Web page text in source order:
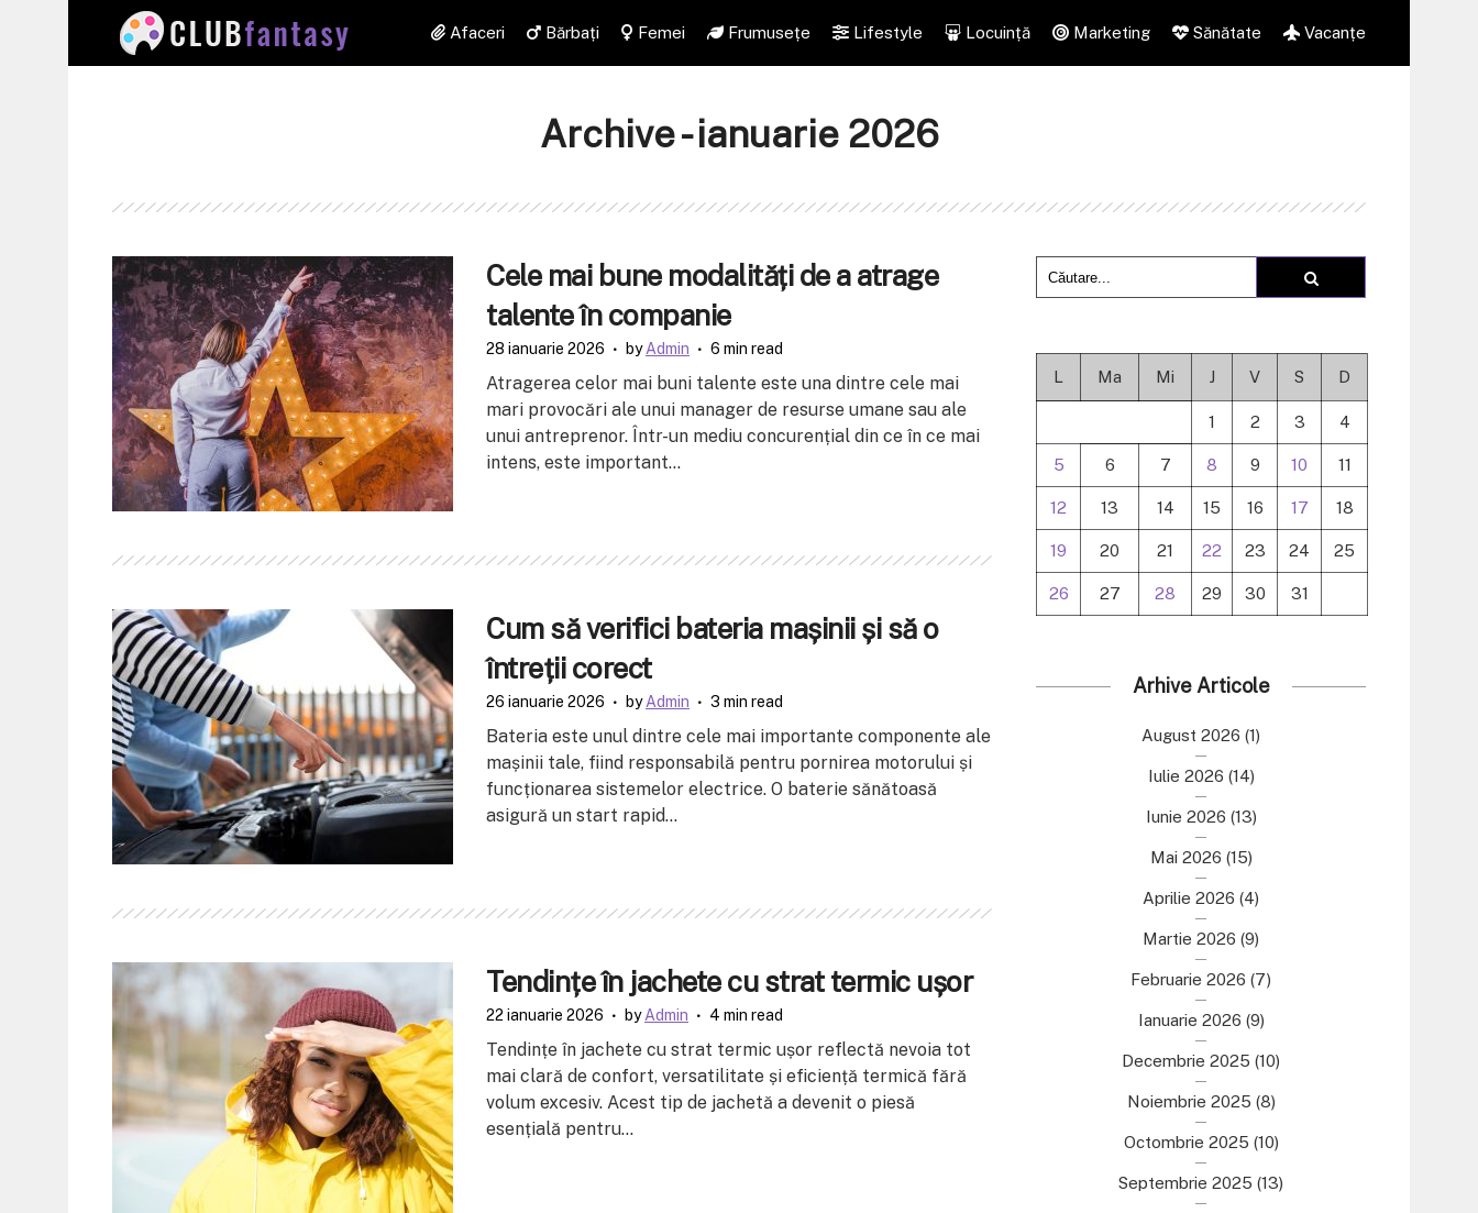
Afaceri Bărbați Femei Frumusețe Lifestyle Locuință Marketing Sănătate Vacanțe
Archive - ianuarie 2026
Cele mai bune modalități de a atrage
talente în companie
28 ianuarie 2026 byAdmin 6 min read
Atragerea celor mai buni talente este una dintre cele mai
mari provocări ale unui manager de resurse umane sau ale
unui antreprenor. Într-un mediu concurențial din ce în ce mai
intens, este important...
Cum să verifici bateria mașinii și să o
întreții corect
26 ianuarie 2026 byAdmin 3 min read
Bateria este unul dintre cele mai importante componente ale
mașinii tale, fiind responsabilă pentru pornirea motorului și
funcționarea sistemelor electrice. O baterie sănătoasă
asigură un start rapid...
Tendințe în jachete cu strat termic ușor
22 ianuarie 2026 byAdmin 4 min read
Tendințe în jachete cu strat termic ușor reflectă nevoia tot
mai clară de confort, versatilitate și eficiență termică fără
volum excesiv. Acest tip de jachetă a devenit o piesă
esențială pentru...
L Ma Mi J V S D
1 2 3 4
5 6 7 8 9 10 11
12 13 14 15 16 17 18
19 20 21 22 23 24 25
26 27 28 29 30 31
Arhive Articole
August 2026 (1)
Iulie 2026 (14)
Iunie 2026 (13)
Mai 2026 (15)
Aprilie 2026 (4)
Martie 2026 (9)
Februarie 2026 (7)
Ianuarie 2026 (9)
Decembrie 2025 (10)
Noiembrie 2025 (8)
Octombrie 2025 (10)
Septembrie 2025 (13)